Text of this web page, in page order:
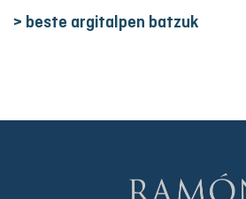
> beste argitalpen batzuk